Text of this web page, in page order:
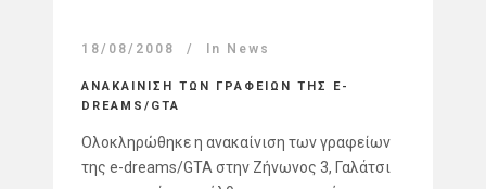
18/08/2008 In News
ΑΝΑΚΑΙΝΙΣΗ ΤΩΝ ΓΡΑΦΕΙΩΝ ΤΗΣ E-
DREAMS/GTA
Ολοκληρώθηκε η ανακαίνιση των γραφείων
της e-dreams/GTA στην Ζήνωνος 3, Γαλάτσι